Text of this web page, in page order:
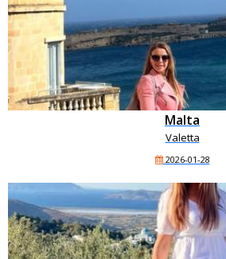
Malta
Valetta
2026-01-28